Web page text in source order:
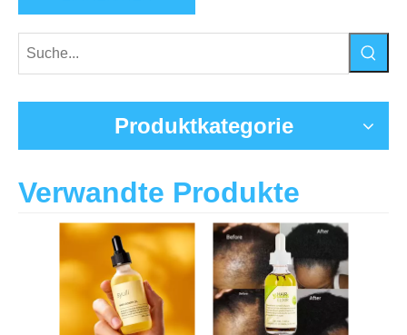
Produktkategorie
Verwandte Produkte